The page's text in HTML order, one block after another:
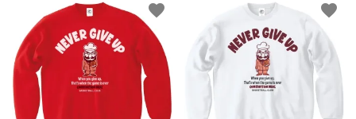
favorite favorite